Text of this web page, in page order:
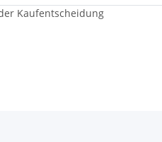
Kaufentscheidung